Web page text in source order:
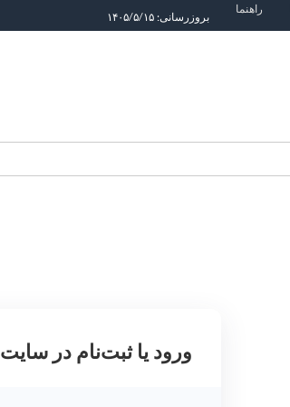
راهنما
بروزرسانی: ۱۴۰۵/۵/۱۵
ورود یا ثبت‌نام در سایت